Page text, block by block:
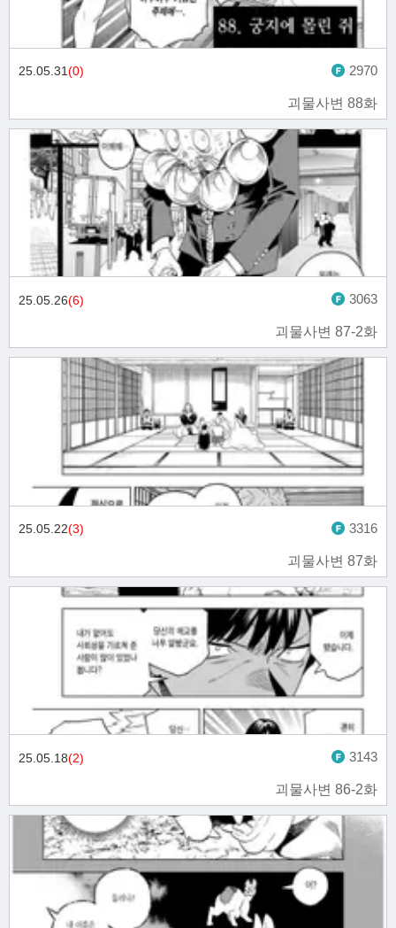
괴물사변 88화
25.05.31(0) 2970
괴물사변 87-2화
25.05.26(6) 3063
괴물사변 87화
25.05.22(3) 3316
괴물사변 86-2화
25.05.18(2) 3143